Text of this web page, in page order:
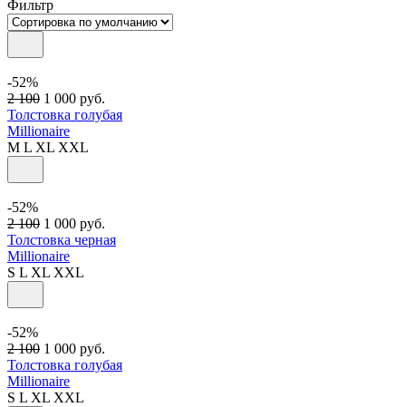
Фильтр
-52%
2 100 1 000 руб.
Толстовка голубая
Millionaire
M L XL XXL
-52%
2 100 1 000 руб.
Толстовка черная
Millionaire
S L XL XXL
-52%
2 100 1 000 руб.
Толстовка голубая
Millionaire
S L XL XXL